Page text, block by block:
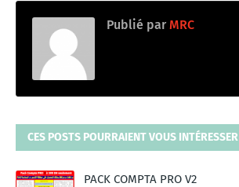
Publié par MRC
CES POSTS POURRAIENT VOUS INTÉRESSER
PACK COMPTA PRO V2